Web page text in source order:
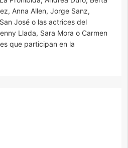
Anna Allen, Jorge Sanz,
José o las actrices del
Llada, Sara Mora o Carmen
que participan en la